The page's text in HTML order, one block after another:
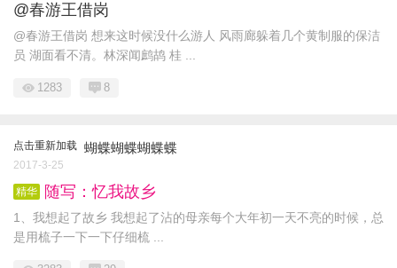
@春游王借岗
@春游王借岗 想来这时候没什么游人 风雨廊躲着几个黄制服的保洁
员 湖面看不清。林深闻鹧鸪 桂 ...
1283 8
点击重新加载 蝴蝶蝴蝶蝴蝶蝶
2017-3-25
精华 随写：忆我故乡
1、我想起了故乡 我想起了沾的母亲每个大年初一天不亮的时候，总
是用梳子一下一下仔细梳 ...